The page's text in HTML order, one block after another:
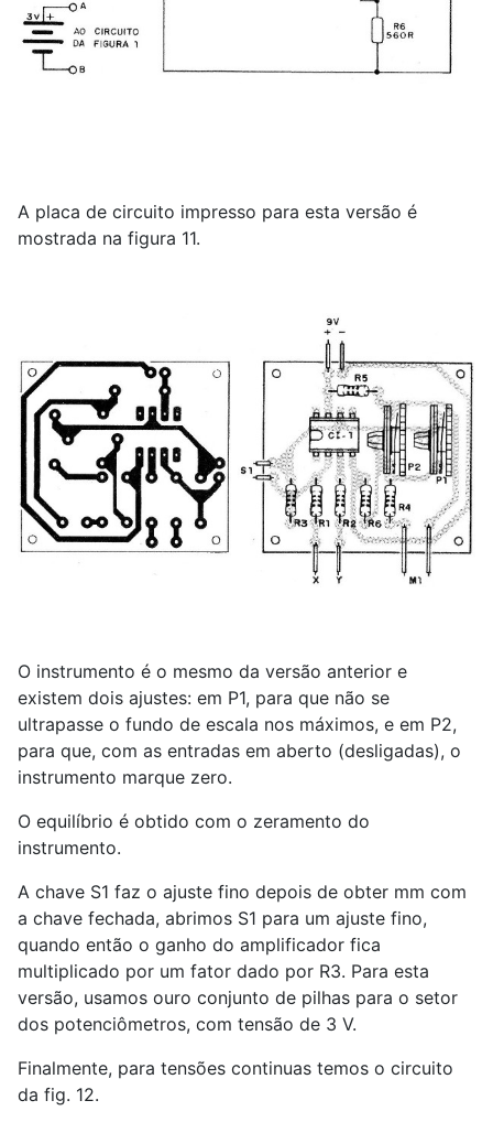
A placa de circuito impresso para esta versão é
mostrada na figura 11.
O instrumento é o mesmo da versão anterior e
existem dois ajustes: em P1, para que não se
ultrapasse o fundo de escala nos máximos, e em P2,
para que, com as entradas em aberto (desligadas), o
instrumento marque zero.
O equilíbrio é obtido com o zeramento do
instrumento.
A chave S1 faz o ajuste fino depois de obter mm com
a chave fechada, abrimos S1 para um ajuste fino,
quando então o ganho do amplificador fica
multiplicado por um fator dado por R3. Para esta
versão, usamos ouro conjunto de pilhas para o setor
dos potenciômetros, com tensão de 3 V.
Finalmente, para tensões continuas temos o circuito
da fig. 12.